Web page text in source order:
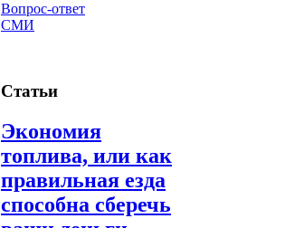
Вопрос-ответ
СМИ
Статьи
Экономия
топлива, или как
правильная езда
способна сберечь